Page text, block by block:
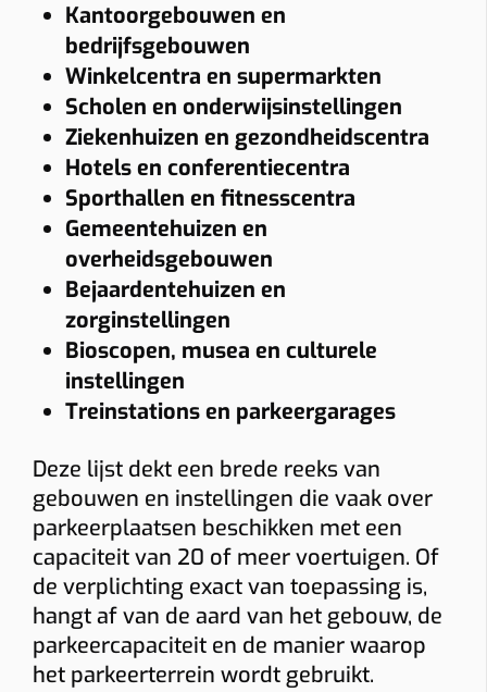
Kantoorgebouwen en
bedrijfsgebouwen
Winkelcentra en supermarkten
Scholen en onderwijsinstellingen
Ziekenhuizen en gezondheidscentra
Hotels en conferentiecentra
Sporthallen en fitnesscentra
Gemeentehuizen en
overheidsgebouwen
Bejaardentehuizen en
zorginstellingen
Bioscopen, musea en culturele
instellingen
Treinstations en parkeergarages
Deze lijst dekt een brede reeks van
gebouwen en instellingen die vaak over
parkeerplaatsen beschikken met een
capaciteit van 20 of meer voertuigen. Of
de verplichting exact van toepassing is,
hangt af van de aard van het gebouw, de
parkeercapaciteit en de manier waarop
het parkeerterrein wordt gebruikt.